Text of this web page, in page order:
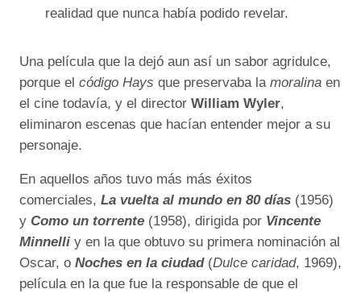
realidad que nunca había podido revelar.
Una película que la dejó aun así un sabor agridulce,
porque el código Hays que preservaba la moralina en
el cine todavía, y el director William Wyler,
eliminaron escenas que hacían entender mejor a su
personaje.
En aquellos años tuvo más más éxitos
comerciales, La vuelta al mundo en 80 días (1956)
y Como un torrente (1958), dirigida por Vincente
Minnelli y en la que obtuvo su primera nominación al
Oscar, o Noches en la ciudad(Dulce caridad, 1969),
película en la que fue la responsable de que el